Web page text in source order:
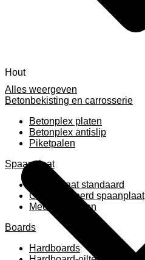
Alles weergeven
Betonbekisting en carrosserie
Betonplex platen
Betonplex antislip
Piketpalen
Spaanplaat
Spaanplaat standaard
Geplastificeerd spaanplaat
Meubelpanelen
Boards
Hardboards
Hout